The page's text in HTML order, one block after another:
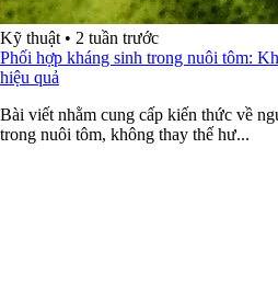
Kỹ thuật • 2 tuần trước
Phối hợp kháng sinh trong nuôi tôm:
hiệu quả
Bài viết nhằm cung cấp kiến thức về
trong nuôi tôm, không thay thế hư...